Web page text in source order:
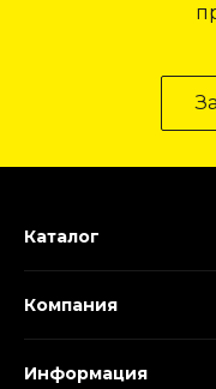
Каталог
Компания
Информация